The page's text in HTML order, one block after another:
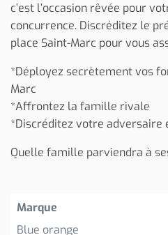
c’est l’occasion rêvée pour
concurrence. Discréditez le
place Saint-Marc pour vous
*Déployez secrètement vos
Marc
*Affrontez la famille rivale
*Discréditez votre adversaire
Quelle famille parviendra à
Marque
Blue orange